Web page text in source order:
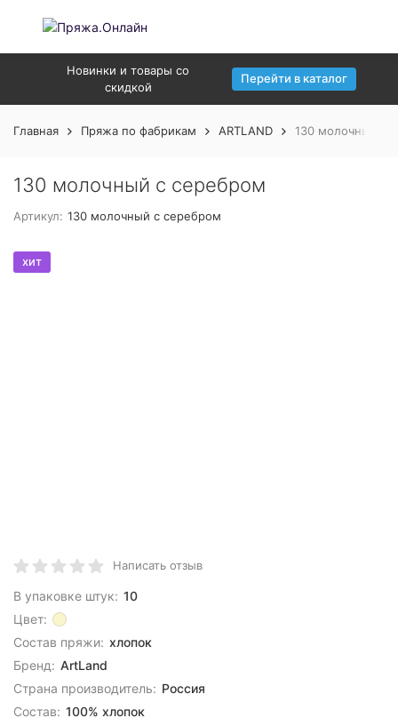
Новинки и товары со
скидкой
Перейти в каталог
Главная Пряжа по фабрикам ARTLAND 130 молочный с
130 молочный с серебром
Артикул: 130 молочный с серебром
хит
Написать отзыв
В упаковке штук: 10
Цвет:
Состав пряжи: хлопок
Бренд: ArtLand
Страна производитель: Россия
Состав: 100% хлопок